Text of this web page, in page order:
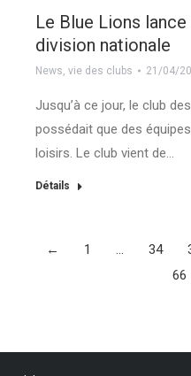
Le Blue Lions
division nationale
News, vie des clubs 21/04/
Jusqu’à ce jour, le club
possédait que des
loisirs. Le club vient de…
Détails
← 1 … 34
66